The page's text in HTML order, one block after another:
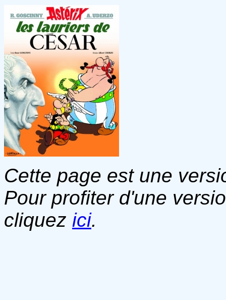
Cette page est une
Pour profiter d'une
cliquez ici.